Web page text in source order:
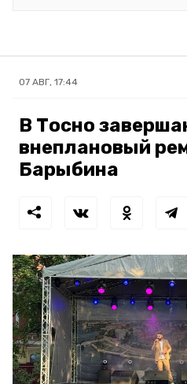
07 АВГ, 17:44
В Тосно
внеплановый
Барыбина